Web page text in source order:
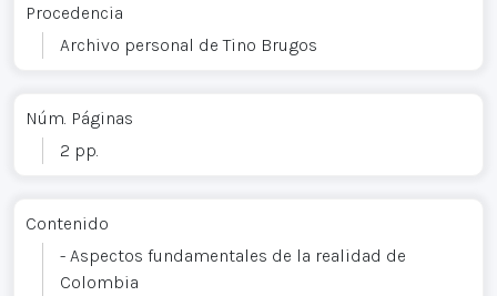
Procedencia
Archivo personal de Tino Brugos
Núm. Páginas
2 pp.
Contenido
- Aspectos fundamentales de la realidad de
Colombia